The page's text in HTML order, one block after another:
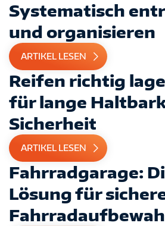
Systematisch
und organisieren
ARTIKEL LESEN
Reifen richtig
für lange
Sicherheit
ARTIKEL LESEN
Fahrradgarage:
Lösung für